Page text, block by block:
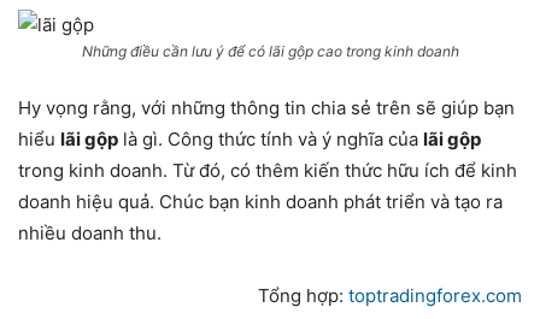
Những điều cần lưu ý để có lãi gộp cao trong kinh doanh
Hy vọng rằng, với những thông tin chia sẻ trên sẽ giúp bạn
hiểu lãi gộp là gì. Công thức tính và ý nghĩa của lãi gộp
trong kinh doanh. Từ đó, có thêm kiến thức hữu ích để kinh
doanh hiệu quả. Chúc bạn kinh doanh phát triển và tạo ra
nhiều doanh thu.
Tổng hợp: toptradingforex.com